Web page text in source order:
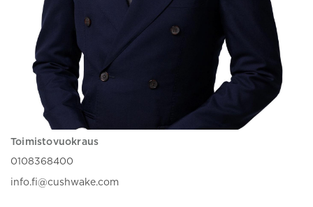
Toimistovuokraus
0108368400
info.fi@cushwake.com